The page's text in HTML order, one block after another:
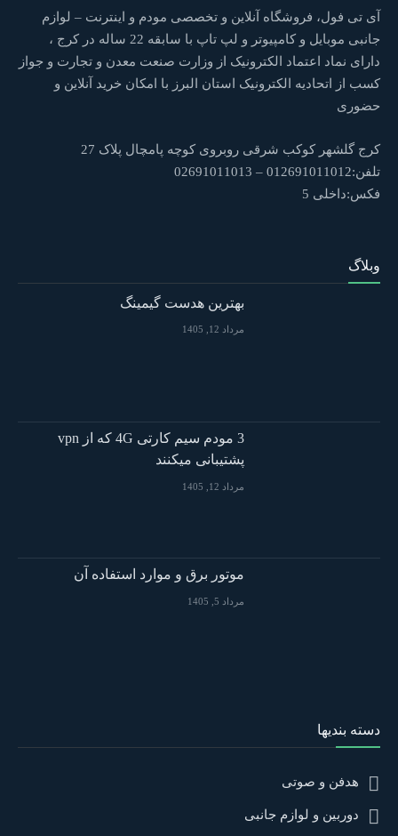
آی تی فول، فروشگاه آنلاین و تخصصی مودم و اینترنت – لوازم
جانبی موبایل و کامپیوتر و لپ تاپ با سابقه 22 ساله در کرج ،
دارای نماد اعتماد الکترونیک از وزارت صنعت معدن و تجارت و جواز
کسب از اتحادیه الکترونیک استان البرز با امکان خرید آنلاین و
حضوری
کرج گلشهر کوکب شرقی روبروی کوچه پامچال پلاک 27
تلفن:012691011012 – 02691011013
فکس:داخلی 5
وبلاگ
بهترین هدست گیمینگ
مرداد 12, 1405
3 مودم سیم کارتی 4G که از vpn
پشتیبانی میکنند
مرداد 12, 1405
موتور برق و موارد استفاده آن
مرداد 5, 1405
دسته بندیها
هدفن و صوتی
دوربین و لوازم جانبی